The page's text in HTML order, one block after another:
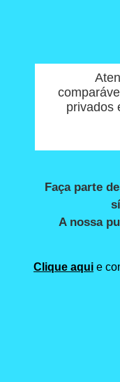
privados
Faça parte
A nossa
Clique aqui e